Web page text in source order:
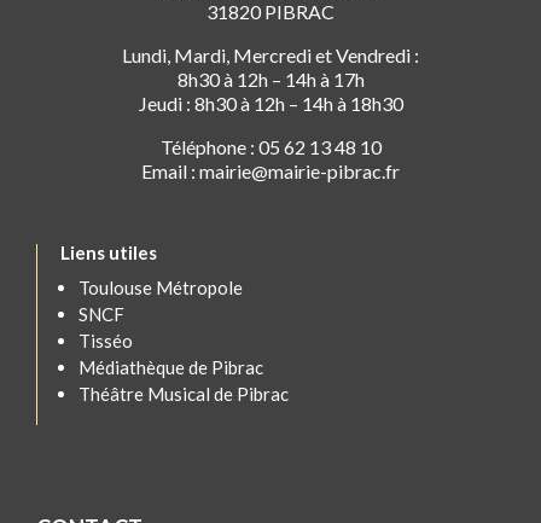
31820 PIBRAC
Lundi, Mardi, Mercredi et Vendredi :
8h30 à 12h – 14h à 17h
Jeudi : 8h30 à 12h – 14h à 18h30
Téléphone : 05 62 13 48 10
Email : mairie@mairie-pibrac.fr
Liens utiles
Toulouse Métropole
SNCF
Tisséo
Médiathèque de Pibrac
Théâtre Musical de Pibrac